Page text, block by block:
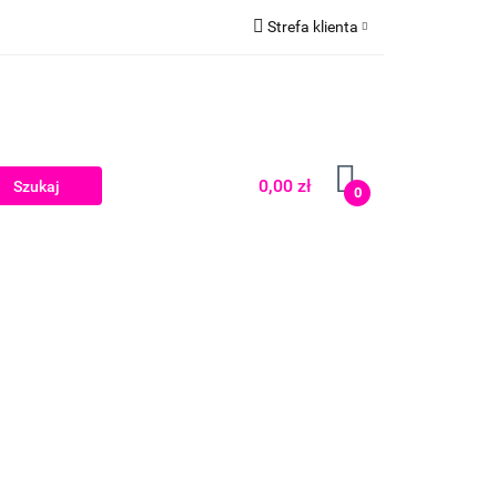
Strefa klienta
0,00 zł 0